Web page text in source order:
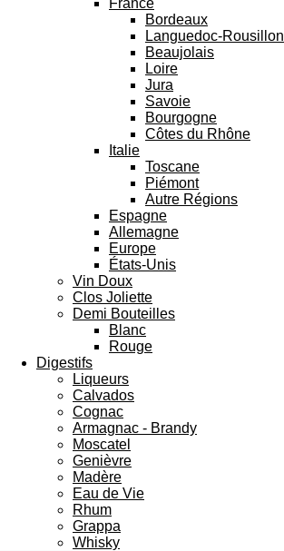
France
Bordeaux
Languedoc-Rousillon
Beaujolais
Loire
Jura
Savoie
Bourgogne
Côtes du Rhône
Italie
Toscane
Piémont
Autre Régions
Espagne
Allemagne
Europe
États-Unis
Vin Doux
Clos Joliette
Demi Bouteilles
Blanc
Rouge
Digestifs
Liqueurs
Calvados
Cognac
Armagnac - Brandy
Moscatel
Genièvre
Madère
Eau de Vie
Rhum
Grappa
Whisky